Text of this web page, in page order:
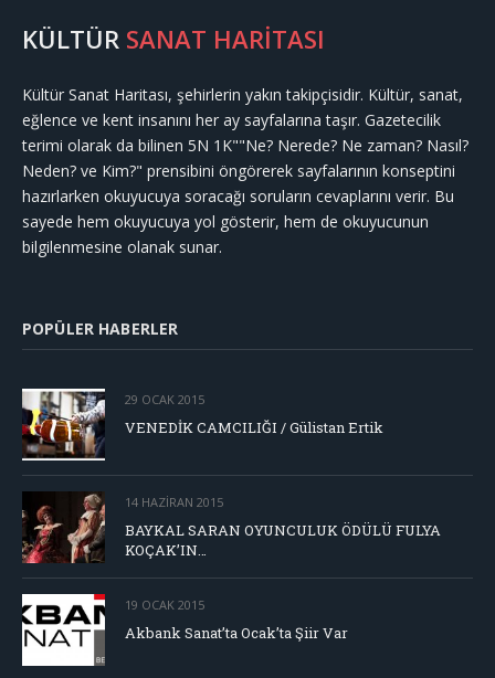
KÜLTÜR SANAT HARİTASI
Kültür Sanat Haritası, şehirlerin yakın takipçisidir. Kültür, sanat,
eğlence ve kent insanını her ay sayfalarına taşır. Gazetecilik
terimi olarak da bilinen 5N 1K""Ne? Nerede? Ne zaman? Nasıl?
Neden? ve Kim?" prensibini öngörerek sayfalarının konseptini
hazırlarken okuyucuya soracağı soruların cevaplarını verir. Bu
sayede hem okuyucuya yol gösterir, hem de okuyucunun
bilgilenmesine olanak sunar.
POPÜLER HABERLER
29 OCAK 2015
VENEDİK CAMCILIĞI / Gülistan Ertik
14 HAZIRAN 2015
BAYKAL SARAN OYUNCULUK ÖDÜLÜ FULYA
KOÇAK’IN…
19 OCAK 2015
Akbank Sanat’ta Ocak’ta Şiir Var